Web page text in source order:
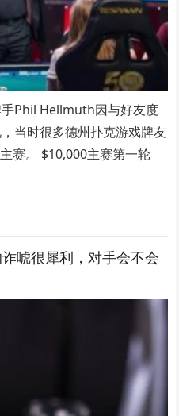
Phil Hellmuth因与好友度
当时很多德州扑克游戏牌友
赛。 $10,000主赛第一轮
唬很犀利，对手会不会